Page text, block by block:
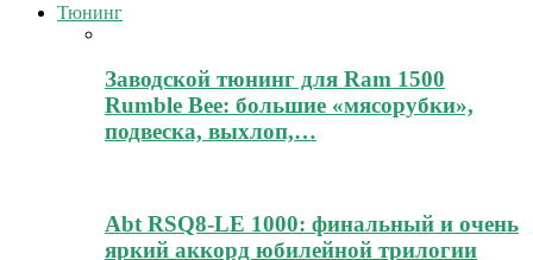
Тюнинг
Заводской тюнинг для Ram 1500
Rumble Bee: большие «мясорубки»,
подвеска, выхлоп,…
Abt RSQ8-LE 1000: финальный и очень
яркий аккорд юбилейной трилогии